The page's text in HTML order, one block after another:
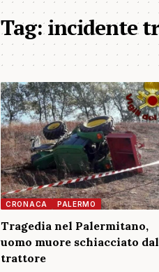
Tag:incidente
CRONACA PALERMO
Tragedia nel Palermitano,
uomo muore schiacciato dal
trattore